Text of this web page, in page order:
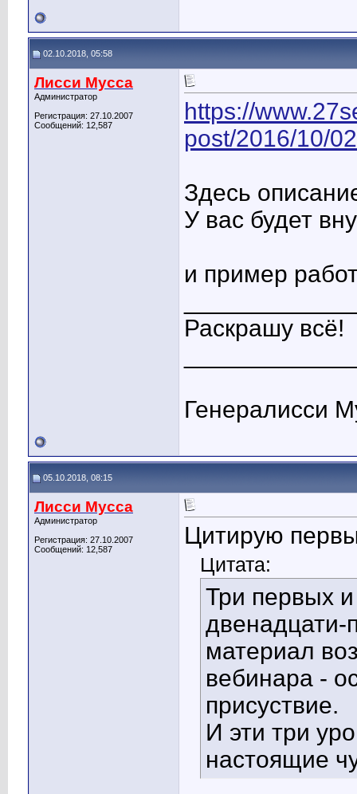
02.10.2018, 05:58
Лисси Мусса
Администратор
Регистрация: 27.10.2007
Сообщений: 12,587
https://
post/2016/10/
Здесь
У вас будет
и пример
Раскрашу всё!
Генералисси
05.10.2018, 08:15
Лисси Мусса
Администратор
Регистрация: 27.10.2007
Сообщений: 12,587
Цитирую
Цитата:
Три первых
двенадцати-
материал
вебинара -
присуствие.
И эти три
настоящие